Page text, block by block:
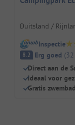
Duitsland /
Inspectie
8.2 Erg goed (32
Direct aan de
Ideaal voor
Gratis